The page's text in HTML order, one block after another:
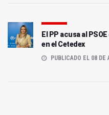
El PP acusa al
en el Cetedex
PUBLICADO EL 08 DE